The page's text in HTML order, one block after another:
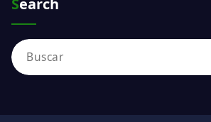
Search
Buscar: